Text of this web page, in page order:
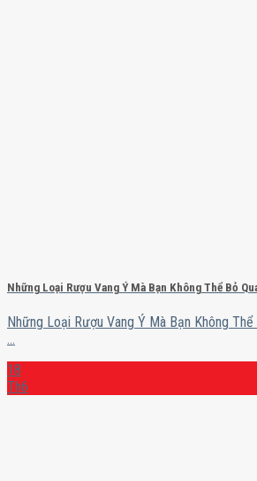
Những Loại Rượu Vang Ý Mà Bạn Không Thể Bỏ
Những Loại Rượu Vang Ý Mà Bạn Không
...
18
Th6